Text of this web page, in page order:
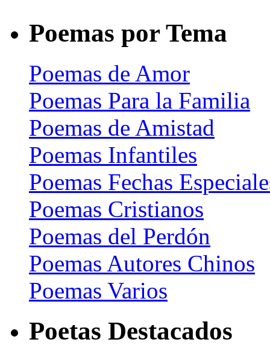
Poemas por Tema
Poemas de Amor
Poemas Para la Familia
Poemas de Amistad
Poemas Infantiles
Poemas Fechas
Poemas Cristianos
Poemas del Perdón
Poemas Autores Chinos
Poemas Varios
Poetas Destacados